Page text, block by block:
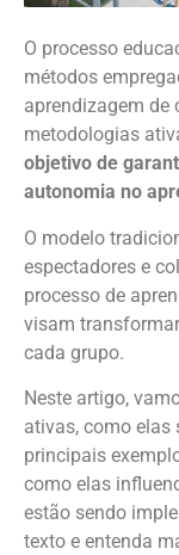
O processo
métodos
aprendizagem de
metodologias
objetivo de
autonomia no
O modelo
espectadores e
processo de
visam
cada grupo.
Neste artigo,
ativas, como elas
principais
como elas
estão sendo
texto e entenda